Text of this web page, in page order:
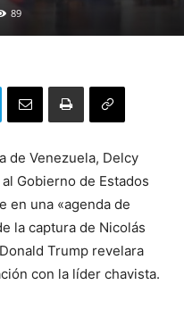
89
de Venezuela, Delcy
Gobierno de Estados
en una «agenda de
la captura de Nicolás
Trump revelara
con la líder chavista.